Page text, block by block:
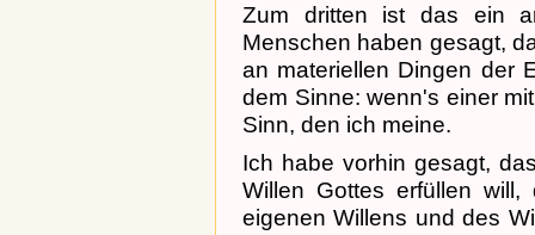
Zum dritten ist das ein
Menschen haben gesagt,
an materiellen Dingen der
dem Sinne: wenn's einer
Sinn, den ich meine.
Ich habe vorhin gesagt,
Willen Gottes erfüllen
eigenen Willens und des